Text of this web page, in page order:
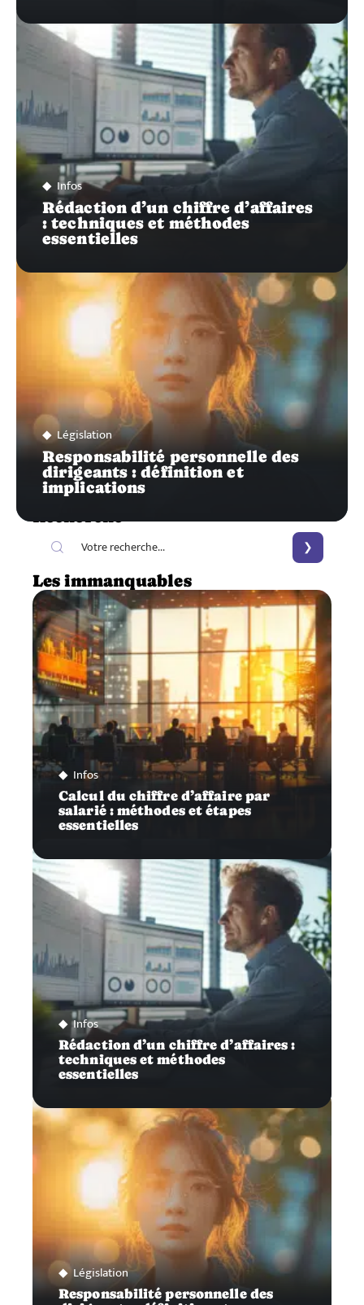
Infos
Rédaction d’un chiffre d’affaires
: techniques et méthodes
essentielles
Législation
Responsabilité personnelle des
dirigeants : définition et
implications
Les immanquables
Infos
Calcul du chiffre d’affaire par
salarié : méthodes et étapes
essentielles
Infos
Rédaction d’un chiffre d’affaires :
techniques et méthodes
essentielles
Législation
Responsabilité personnelle des